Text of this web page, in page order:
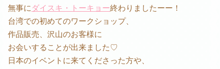
無事に ダイスキ・トーキョー終わりましたーー！
台湾での初めてのワークショップ、
作品販売、沢山のお客様に
お会いすることが出来ました♡
日本のイベントに来てくださった方や、